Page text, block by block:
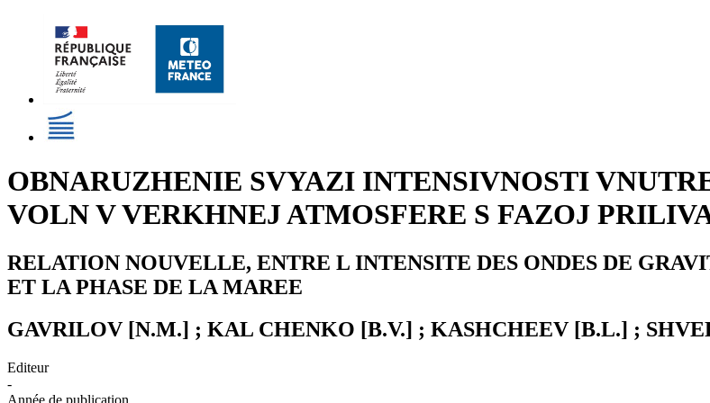
OBNARUZHENIE SVYAZI INTENSIVNOSTI
VOLN V VERKHNEJ ATMOSFERE S FAZOJ
RELATION NOUVELLE, ENTRE L INTENSITE DES ONDES DE
ET LA PHASE DE LA MAREE
GAVRILOV [N.M.] ; KAL CHENKO [B.V.] ; KASHCHEEV [B.L.] ;
Editeur
-
Année de publication